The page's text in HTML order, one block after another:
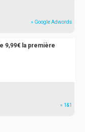
» Google Adwords
9,99€ la première
» 1&1